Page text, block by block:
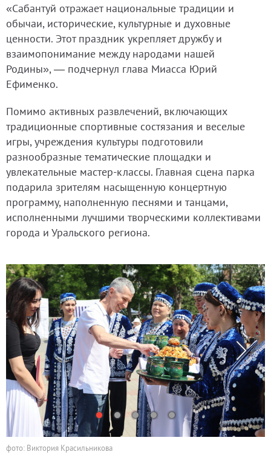
«Сабантуй отражает национальные традиции и
обычаи, исторические, культурные и духовные
ценности. Этот праздник укрепляет дружбу и
взаимопонимание между народами нашей
Родины», — подчернул глава Миасса Юрий
Ефименко.
Помимо активных развлечений, включающих
традиционные спортивные состязания и веселые
игры, учреждения культуры подготовили
разнообразные тематические площадки и
увлекательные мастер-классы. Главная сцена парка
подарила зрителям насыщенную концертную
программу, наполненную песнями и танцами,
исполненными лучшими творческими коллективами
города и Уральского региона.
фото: Виктория Красильникова